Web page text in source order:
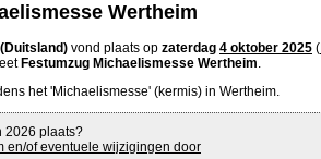
Wertheim
vond plaats op zaterdag 4 oktober 2025 (
Festumzug Michaelismesse Wertheim.
het 'Michaelismesse' (kermis) in Wertheim.
2026 plaats?
en/of eventuele wijzigingen door